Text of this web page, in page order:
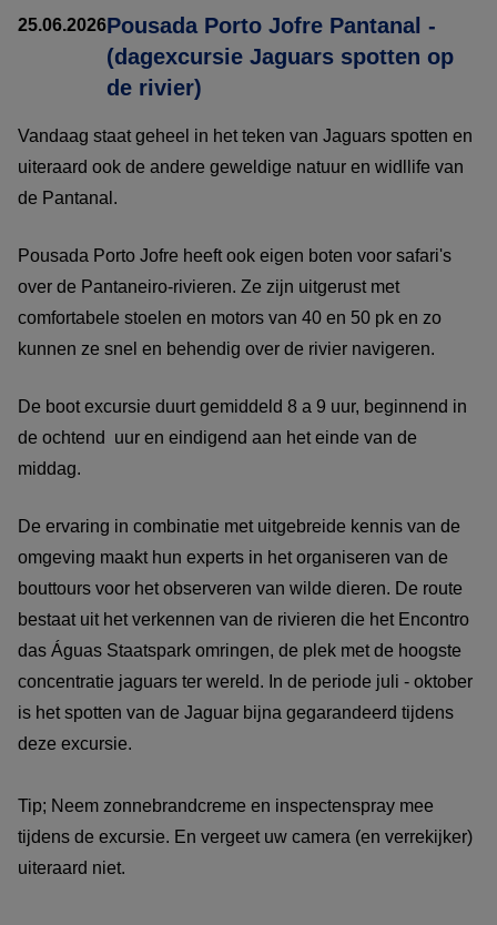
25.06.2026Pousada Porto Jofre Pantanal -
(dagexcursie Jaguars spotten op
de rivier)
Vandaag staat geheel in het teken van Jaguars spotten en
uiteraard ook de andere geweldige natuur en widllife van
de Pantanal.
Pousada Porto Jofre heeft ook eigen boten voor safari's
over de Pantaneiro-rivieren. Ze zijn uitgerust met
comfortabele stoelen en motors van 40 en 50 pk en zo
kunnen ze snel en behendig over de rivier navigeren.
De boot excursie duurt gemiddeld 8 a 9 uur, beginnend in
de ochtend uur en eindigend aan het einde van de
middag.
De ervaring in combinatie met uitgebreide kennis van de
omgeving maakt hun experts in het organiseren van de
bouttours voor het observeren van wilde dieren. De route
bestaat uit het verkennen van de rivieren die het Encontro
das Águas Staatspark omringen, de plek met de hoogste
concentratie jaguars ter wereld. In de periode juli - oktober
is het spotten van de Jaguar bijna gegarandeerd tijdens
deze excursie.
Tip; Neem zonnebrandcreme en inspectenspray mee
tijdens de excursie. En vergeet uw camera (en verrekijker)
uiteraard niet.